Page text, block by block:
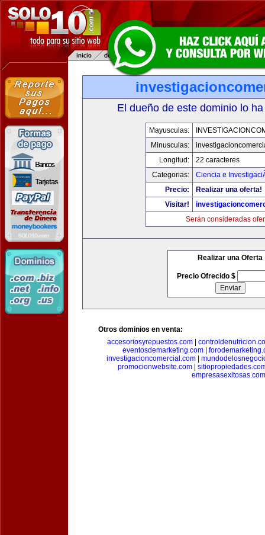
El dueño de este dominio lo
Mayusculas:
Minusculas:
Longitud:
22 caracteres
Categorias:
Ciencia e
Precio:
Realizar una oferta!
Visitar!
Serán consideradas
Realizar una Oferta
Precio Ofrecido $
Otros dominios en venta:
accesoriosyrepuestos.com
eventosdemarketing.com|
investigacioncomercial.com
promocionwebsite.com
empresasexitosas.com